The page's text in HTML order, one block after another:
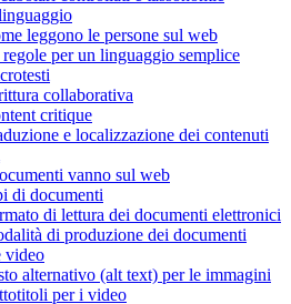
leggono le persone sul web
per un linguaggio semplice
collaborativa
critique
e localizzazione dei contenuti
vanno sul web
di documenti
di lettura dei documenti elettronici
di produzione dei documenti
video
alternativo (alt text) per le immagini
per i video